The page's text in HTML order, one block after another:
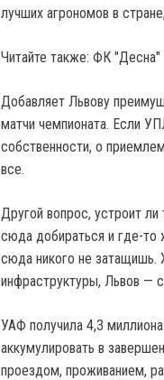
лучших агрономов в
Читайте также: ФК
Добавляет Львову
матчи чемпионата. Если
собственности, о
все.
Другой вопрос, устроит
сюда добираться и где-то
сюда никого не затащишь.
инфраструктуры, Львов —
УАФ получила 4,3
аккумулировать в
проездом, проживанием,